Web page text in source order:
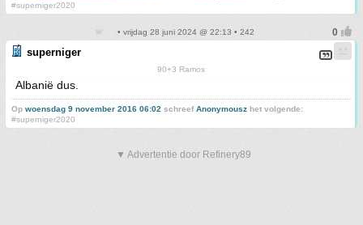
#superniger2020
• vrijdag 28 juni 2024 @ 22:13 • 242
superniger
90+3 Ramos
Albanië dus.
Op woensdag 9 november 2016 06:02 schreefAnonymousz het volgende:
#superniger2020
▼ Advertentie door Refinery89